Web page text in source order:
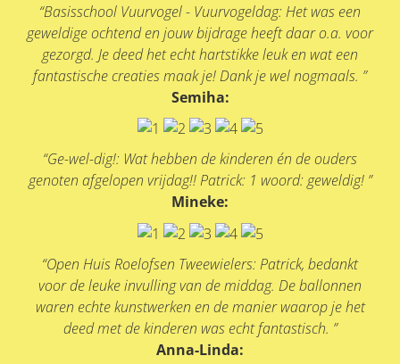
“Basisschool Vuurvogel - Vuurvogeldag: Het was een
geweldige ochtend en jouw bijdrage heeft daar o.a. voor
gezorgd. Je deed het echt hartstikke leuk en wat een
fantastische creaties maak je! Dank je wel nogmaals. ”
Semiha:
“Ge-wel-dig!: Wat hebben de kinderen én de ouders
genoten afgelopen vrijdag!! Patrick: 1 woord: geweldig! ”
Mineke:
“Open Huis Roelofsen Tweewielers: Patrick, bedankt
voor de leuke invulling van de middag. De ballonnen
waren echte kunstwerken en de manier waarop je het
deed met de kinderen was echt fantastisch. ”
Anna-Linda: